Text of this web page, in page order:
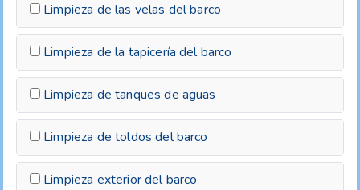
Limpieza de las velas del barco
Limpieza de la tapicería del barco
Limpieza de tanques de aguas
Limpieza de toldos del barco
Limpieza exterior del barco